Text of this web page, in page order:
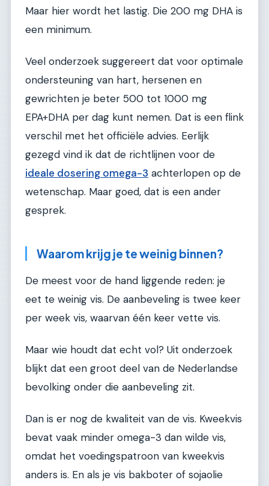
Maar hier wordt het lastig. Die 200 mg DHA is
een minimum.
Veel onderzoek suggereert dat voor optimale
ondersteuning van hart, hersenen en
gewrichten je beter 500 tot 1000 mg
EPA+DHA per dag kunt nemen. Dat is een flink
verschil met het officiële advies. Eerlijk
gezegd vind ik dat de richtlijnen voor de
ideale dosering omega-3 achterlopen op de
wetenschap. Maar goed, dat is een ander
gesprek.
Waarom krijg je te weinig binnen?
De meest voor de hand liggende reden: je
eet te weinig vis. De aanbeveling is twee keer
per week vis, waarvan één keer vette vis.
Maar wie houdt dat echt vol? Uit onderzoek
blijkt dat een groot deel van de Nederlandse
bevolking onder die aanbeveling zit.
Dan is er nog de kwaliteit van de vis. Kweekvis
bevat vaak minder omega-3 dan wilde vis,
omdat het voedingspatroon van kweekvis
anders is. En als je vis bakboter of sojaolie